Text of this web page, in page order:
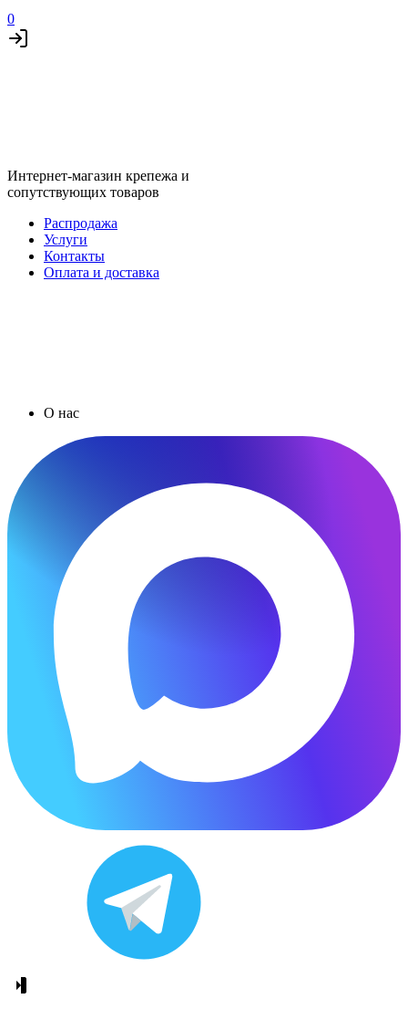
0
Интернет-магазин крепежа и
сопутствующих товаров
Распродажа
Услуги
Контакты
Оплата и доставка
О нас